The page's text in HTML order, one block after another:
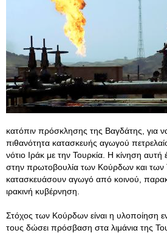
κατόπιν πρόσκλησης της Βαγδάτης, για
πιθανότητα κατασκευής αγωγού
νότιο Ιράκ με την Τουρκία. Η κίνηση
στην πρωτοβουλία των Κούρδων και
κατασκευάσουν αγωγό από κοινού,
ιρακινή κυβέρνηση.
Στόχος των Κούρδων είναι η υλοποίηση
τους δώσει πρόσβαση στα λιμάνια της